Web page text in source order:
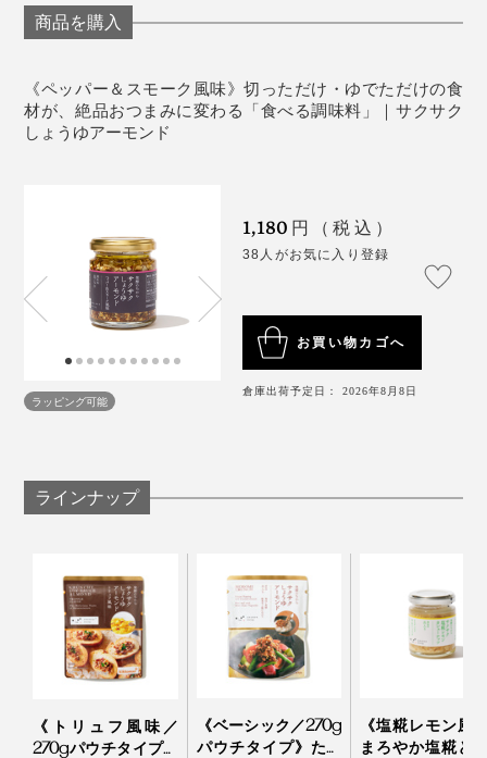
おいしさの秘訣 4.
ベーコンなどにも使われるヒッコリーの木を燻した香り
と、それに負けないプラックペッパーのパンチある風味
に、なんとも食欲をそそられます。
ローストアーモンドの香ばしさや、しょうゆの旨みも、
いっそう深く感じられて、うん、おいしい！
そして、特に相性がいいのが「卵」。ゆで卵、目玉焼
き、オムレツとなんでもおいしくなりますが、おすすめ
はスクランブルエッグ。あとからかけるより、混ぜてか
ら火にかけると、より一層香りが広がって絶品です！
おつまみだけでなく、パンやご飯、パスタといった、主
食にかけてもおいしい！
プ。しょうゆもろみは、しょうゆを搾る前のペースト
状、つまり、“しょうゆの素”です。
発酵させた大豆や小麦がそのまま残っているので、普通
のしょうゆとくらべて、風味が濃厚で、奥深い味わ
い……。
このフリーズドライしょうゆに、近年、注目を集めてい
「トリュフ風味」は、軽めの赤ワインや熟成した白ワイ
ンがおすすめ。ひとさじで肉や卵料理に奥行きが出て、
す。
ベーシックな「サクサクしょうゆアーモンド」は、それ
こそ万能。我が家では、炒め物、あえもの、しゃぶしゃ
商品を購入
《ペッパー＆スモーク風味》切っただけ・ゆでただけの食
材が、絶品おつまみに変わる「食べる調味料」｜サクサク
しょうゆアーモンド
ラッピング可能
1,180 円（税込）
38人がお気に入り登録
お買い物カゴへ
倉庫出荷予定日： 2026年8月8日
ラインナップ
《トリュフ風味／
270gパウチタイプ》
《ベーシック／270g
パウチタイプ》たっ
《塩糀レモン風
まろやか塩糀と